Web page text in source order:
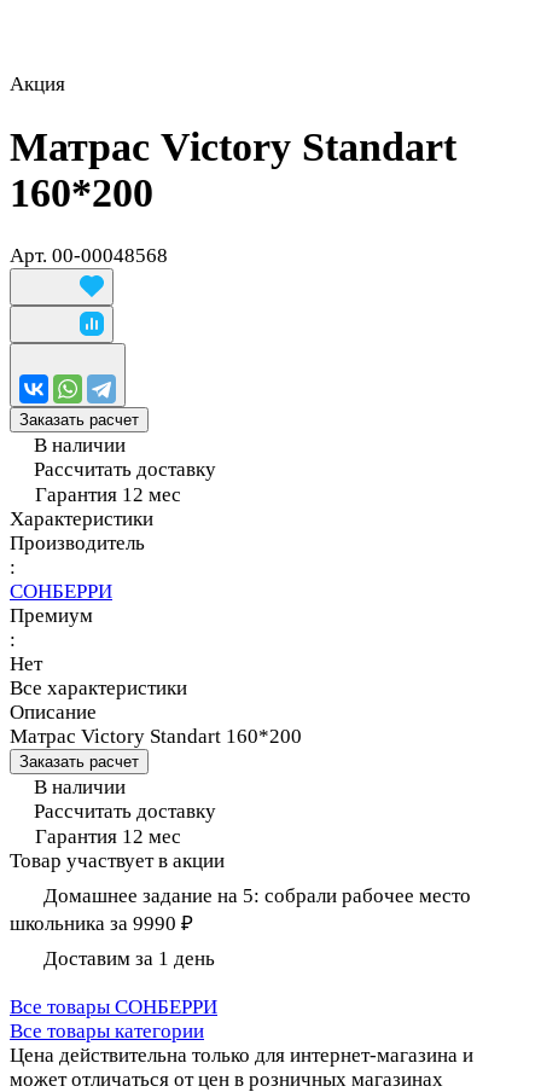
Акция
Матрас Victory Standart
160*200
Арт. 00-00048568
Заказать расчет
В наличии
Рассчитать доставку
Гарантия 12 мес
Характеристики
Производитель
:
СОНБЕРРИ
Премиум
:
Нет
Все характеристики
Описание
Матрас Victory Standart 160*200
Заказать расчет
В наличии
Рассчитать доставку
Гарантия 12 мес
Товар участвует в акции
Домашнее задание на 5: собрали рабочее место
школьника за 9990 ₽
Доставим за 1 день
Все товары СОНБЕРРИ
Все товары категории
Цена действительна только для интернет-магазина и
может отличаться от цен в розничных магазинах